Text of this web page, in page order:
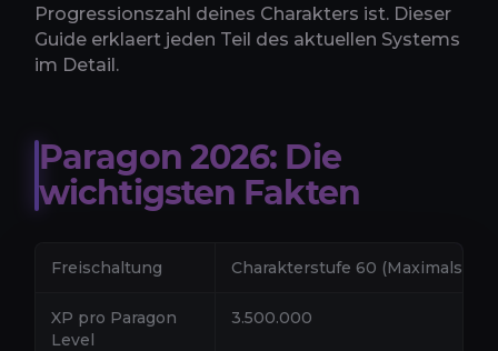
Progressionszahl deines Charakters ist. Dieser
Guide erklaert jeden Teil des aktuellen Systems
im Detail.
Paragon 2026: Die
wichtigsten Fakten
Freischaltung Charakterstufe 60 (Maximalstufe)
XP pro Paragon
Level
3.500.000